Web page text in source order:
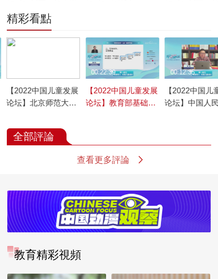
精彩看點
【2022中国儿童发展
论坛】北京师范大学
平：关于少年儿童优
秀传统文化教育的三
【2022中国儿童发展
论坛】教育部基础教
柳夕浪：革命传统教
00:22:39
【2022中国儿
论坛】中国人
00:12:35
全部評論
查看更多評論
教育精彩視頻